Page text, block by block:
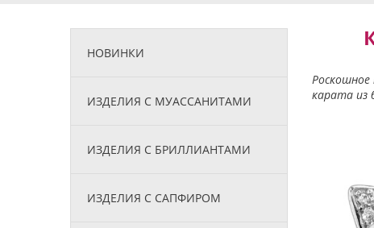
НОВИНКИ
ИЗДЕЛИЯ С МУАССАНИТАМИ
ИЗДЕЛИЯ С БРИЛЛИАНТАМИ
ИЗДЕЛИЯ С САПФИРОМ
карата из